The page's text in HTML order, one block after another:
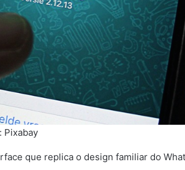
Pixabay
que replica o design familiar do